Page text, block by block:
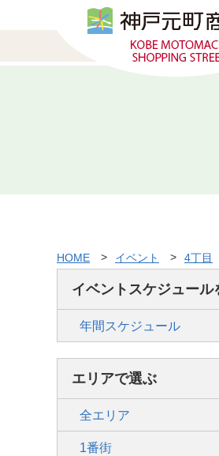
HOME イベント 4丁目
イベントスケジュール
年間スケジュール
エリアで選ぶ
全エリア
1番街